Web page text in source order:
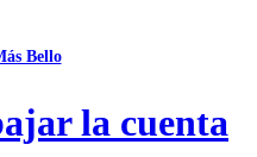
Bello
la cuenta